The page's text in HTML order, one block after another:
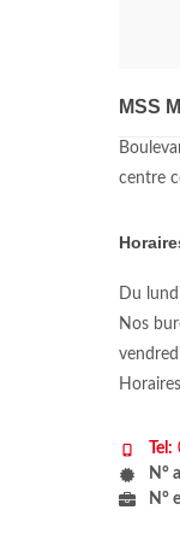
MSS
centre
Du
Nos
Tel:
N°
N°